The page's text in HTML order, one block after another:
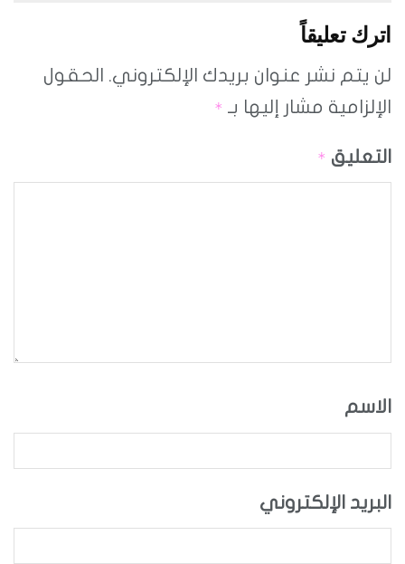
اترك تعليقاً
لن يتم نشر عنوان بريدك الإلكتروني. الحقول
الإلزامية مشار إليها بـ *
التعليق *
الاسم
البريد الإلكتروني